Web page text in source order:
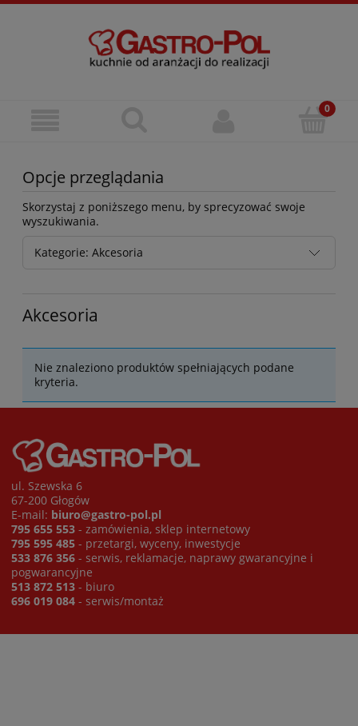
Opcje przeglądania
Skorzystaj z poniższego menu, by sprecyzować swoje
wyszukiwania.
Kategorie: Akcesoria
Akcesoria
Nie znaleziono produktów spełniających podane
kryteria.
ul. Szewska 6
67-200 Głogów
E-mail: biuro@gastro-pol.pl
795 655 553 - zamówienia, sklep internetowy
795 595 485 - przetargi, wyceny, inwestycje
533 876 356 - serwis, reklamacje, naprawy gwarancyjne i
pogwarancyjne
513 872 513 - biuro
696 019 084 - serwis/montaż